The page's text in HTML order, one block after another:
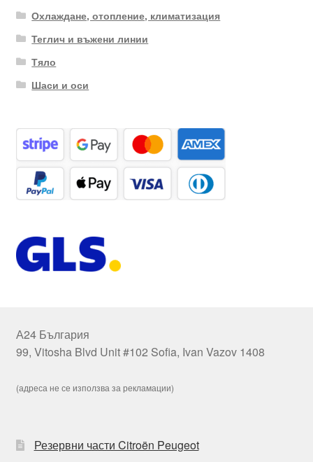
Охлаждане, отопление, климатизация
Теглич и въжени линии
Тяло
Шаси и оси
А24 България
99, Vitosha Blvd Unit #102 Sofia, Ivan Vazov 1408
(адреса не се използва за рекламации)
Резервни части Citroën Peugeot